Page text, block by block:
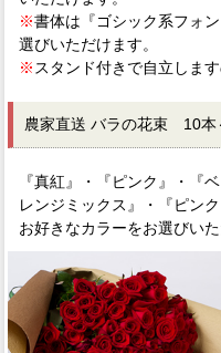
※書体は『ゴシック系フォ
選びいただけます。
※ スタンド付きで自立しま
農家直送 バラの花束 10本
『真紅』・『ピンク』・『
レンジミックス』・『ピン
お好きなカラーをお選びいた